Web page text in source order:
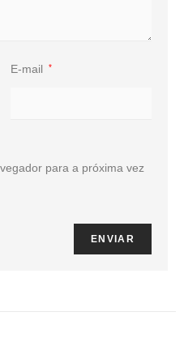
E-mail *
para a próxima vez